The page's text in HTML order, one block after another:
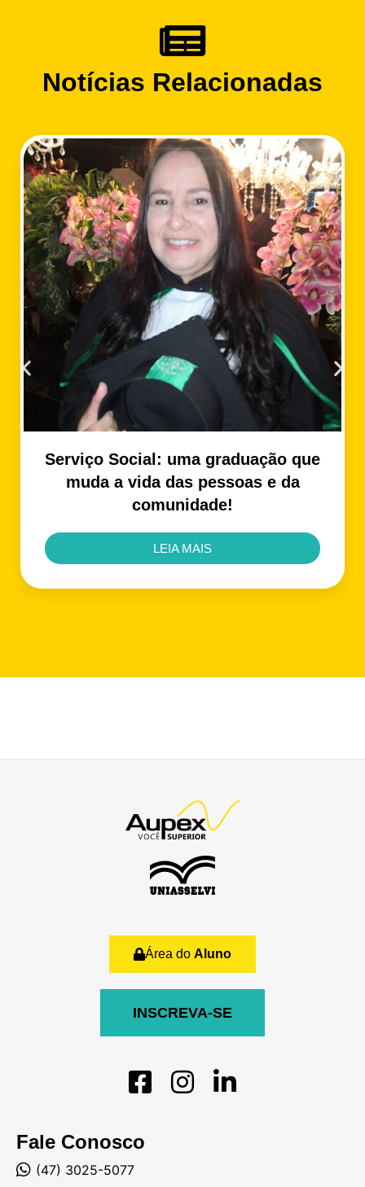
Notícias Relacionadas
Serviço Social: uma graduação que
muda a vida das pessoas e da
comunidade!
LEIA MAIS
Fale Conosco
(47) 3025-5077
Área do Aluno
INSCREVA-SE